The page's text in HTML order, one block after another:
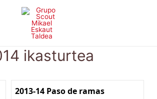
ikasturtea
2013-14 Paso de ramas